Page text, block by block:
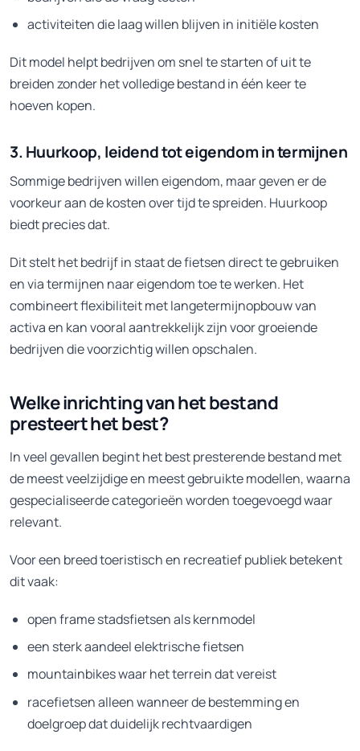
activiteiten die laag willen blijven in initiële kosten
Dit model helpt bedrijven om snel te starten of uit te
breiden zonder het volledige bestand in één keer te
hoeven kopen.
3. Huurkoop, leidend tot eigendom in termijnen
Sommige bedrijven willen eigendom, maar geven er de
voorkeur aan de kosten over tijd te spreiden. Huurkoop
biedt precies dat.
Dit stelt het bedrijf in staat de fietsen direct te gebruiken
en via termijnen naar eigendom toe te werken. Het
combineert flexibiliteit met langetermijnopbouw van
activa en kan vooral aantrekkelijk zijn voor groeiende
bedrijven die voorzichtig willen opschalen.
Welke inrichting van het bestand
presteert het best?
In veel gevallen begint het best presterende bestand met
de meest veelzijdige en meest gebruikte modellen, waarna
gespecialiseerde categorieën worden toegevoegd waar
relevant.
Voor een breed toeristisch en recreatief publiek betekent
dit vaak:
open frame stadsfietsen als kernmodel
een sterk aandeel elektrische fietsen
mountainbikes waar het terrein dat vereist
racefietsen alleen wanneer de bestemming en
doelgroep dat duidelijk rechtvaardigen